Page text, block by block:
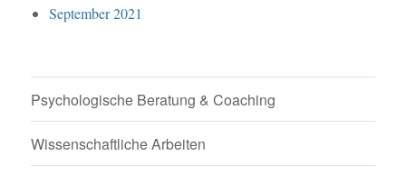
September 2021
Psychologische Beratung & Coaching
Wissenschaftliche Arbeiten